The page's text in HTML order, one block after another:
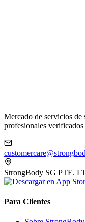
Mercado de servicios de
profesionales
StrongBody SG PTE.
Para Clientes